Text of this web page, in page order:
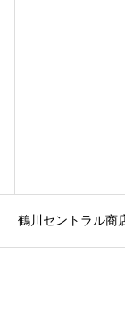
鶴川セントラル商